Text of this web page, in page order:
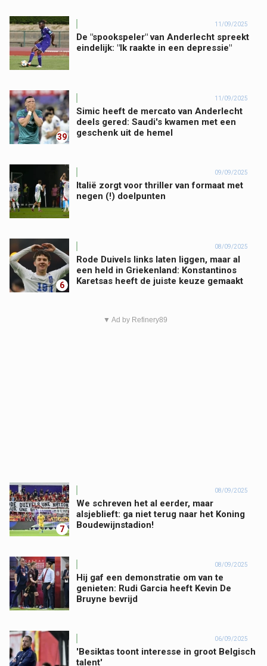
11/09/2025
De "spookspeler" van Anderlecht spreekt
eindelijk: "Ik raakte in een depressie"
39
11/09/2025
Simic heeft de mercato van Anderlecht
deels gered: Saudi's kwamen met een
geschenk uit de hemel
09/09/2025
Italië zorgt voor thriller van formaat met
negen (!) doelpunten
6
08/09/2025
Rode Duivels links laten liggen, maar al
een held in Griekenland: Konstantinos
Karetsas heeft de juiste keuze gemaakt
▼ Ad by Refinery89
7
08/09/2025
We schreven het al eerder, maar
alsjeblieft: ga niet terug naar het Koning
Boudewijnstadion!
08/09/2025
Hij gaf een demonstratie om van te
genieten: Rudi Garcia heeft Kevin De
Bruyne bevrijd
06/09/2025
'Besiktas toont interesse in groot Belgisch
talent'